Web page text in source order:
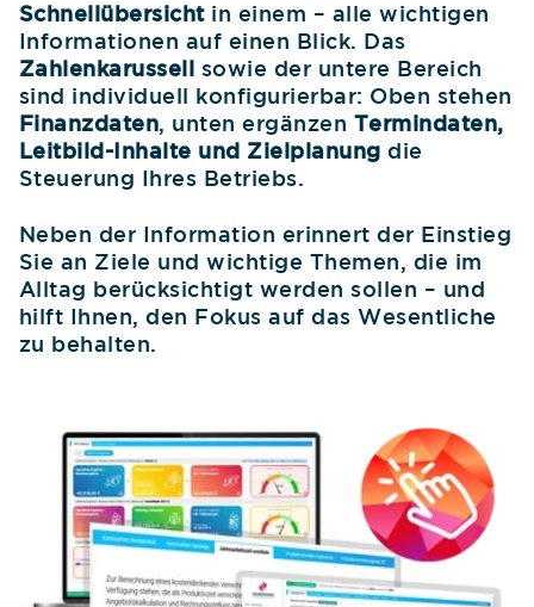
Schnellübersichtin einem – alle wichtigen
Informationen auf einen Blick. Das
Zahlenkarussell sowie der untere Bereich
sind individuell konfigurierbar: Oben stehen
Finanzdaten, unten ergänzen Termindaten,
Leitbild-Inhalte und Zielplanung die
Steuerung Ihres Betriebs.
Neben der Information erinnert der Einstieg
Sie an Ziele und wichtige Themen, die im
Alltag berücksichtigt werden sollen – und
hilft Ihnen, den Fokus auf das Wesentliche
zu behalten.